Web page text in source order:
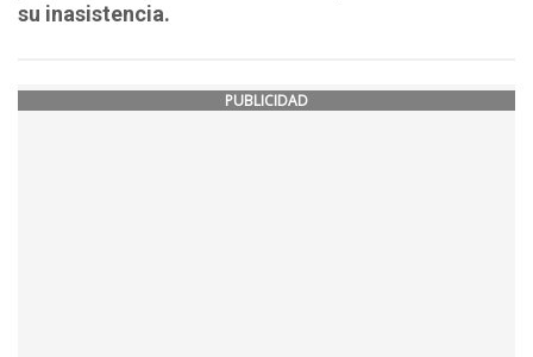
su inasistencia.
PUBLICIDAD